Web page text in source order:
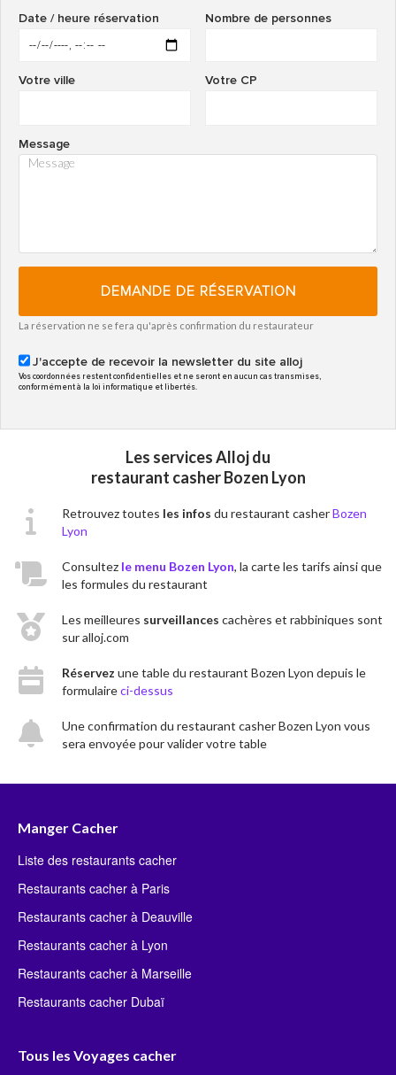
Nombre de personnes
Date / heure réservation
Votre CP
Votre ville
Message
DEMANDE DE RÉSERVATION
La réservation ne se fera qu'après confirmation du restaurateur
J'accepte de recevoir la newsletter du site alloj
Vos coordonnées restent confidentielles et ne seront en aucun cas transmises,
conformément à la loi informatique et libertés.
Les services Alloj du
restaurant casher Bozen Lyon
Retrouvez toutes les infos du restaurant casherBozen
Lyon
Consultez le menu Bozen Lyon, la carte les tarifs ainsi que
les formules du restaurant
Les meilleures surveillances cachères et rabbiniques sont
sur alloj.com
Réservez une table du restaurant Bozen Lyon depuis le
formulaireci-dessus
Une confirmation du restaurant casher Bozen Lyon vous
sera envoyée pour valider votre table
Manger Cacher
Liste des restaurants cacher
Restaurants cacher à Paris
Restaurants cacher à Deauville
Restaurants cacher à Lyon
Restaurants cacher à Marseille
Restaurants cacher Dubaï
Tous les Voyages cacher